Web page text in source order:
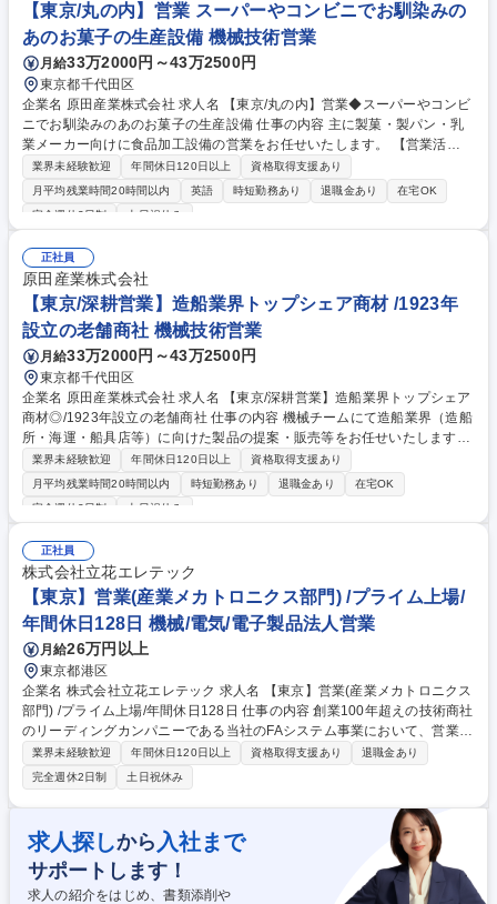
か製品 募集職種 第二新卒歓迎【東京/深耕営業】造船業界トップシェア商
材/1923年設立老舗商社
【東京/丸の内】営業 スーパーやコンビニでお馴染みの
あのお菓子の生産設備 機械技術営業
月給33万2000円～43万2500円
東京都千代田区
企業名 原田産業株式会社 求人名 【東京/丸の内】営業◆スーパーやコンビ
ニでお馴染みのあのお菓子の生産設備 仕事の内容 主に製菓・製パン・乳
業メーカー向けに食品加工設備の営業をお任せいたします。 【営業活
動】・食品加工設備の提案営業（顧客の要望に合わせた設備仕様のカスタ
マイズ提案）・新商品・新提案手法の開発・海外サプライヤーとの調整
（仕様確認、納期調整、価格交渉） 【フィールドエンジニアとの連携】・
産立ち上げサポート ・稼働設備のアフターサービス補助、予備部品の販売
対応 募集職種 【東京/丸の内】営業◆スーパーやコンビニでお馴染みのあ
のお菓子の生産設備
業界未経験歓迎 年間休日120日以上
資格取得支援あり
月平均残業時間20時間以内
英語 時短勤務あり 退職金あり
在宅OK
完全週休2日制
土日祝休み
正社員
原田産業株式会社
【東京/深耕営業】造船業界トップシェア商材 /1923年
設立の老舗商社 機械技術営業
月給33万2000円～43万2500円
東京都千代田区
企業名 原田産業株式会社 求人名 【東京/深耕営業】造船業界トップシェア
商材◎/1923年設立の老舗商社 仕事の内容 機械チームにて造船業界（造船
所・海運・船具店等）に向けた製品の提案・販売等をお任せいたします。
業界内での認知度が高く、ほとんどの国内造船所との取引を行っていま
す。自らが製品の発掘/開発/販売を行える 環境で、会社もそれを手厚くサ
ポートする社風です。 【具体的には】■顧客への製品、サービス紹介、技
ロー ■新製品、サービス、ビジネス開発 ■海外出張、展示会出展、広告、
SNS発信、業界セミナー出席等 ■取扱商材例：チョックファスト：エポキ
シ樹脂系充填剤 、真空トイレシステム：船舶用真空トイレ、そのほか製品
募集職種 【東京/深耕営業】造船業界トップシェア商材◎/1923年設立の老
舗商社
業界未経験歓迎 年間休日120日以上
資格取得支援あり
月平均残業時間20時間以内
時短勤務あり 退職金あり
在宅OK
完全週休2日制
土日祝休み
正社員
株式会社立花エレテック
【東京】営業(産業メカトロニクス部門) /プライム上場/
年間休日128日 機械/電気/電子製品法人営業
月給26万円以上
東京都港区
企業名 株式会社立花エレテック 求人名 【東京】営業(産業メカトロニクス
部門) /プライム上場/年間休日128日 仕事の内容 創業100年超えの技術商社
のリーディングカンパニーである当社のFAシステム事業において、営業職
をご担当いただきます。 （ご経験や実力に応じてお任せしますので、全て
を1人でというわけではありません） ■エンドユーザー向けと販売店向け
に対し、レーザー加工機、放電加工機、またマシニングセンターなどの各
種工作機械の提案 ■大手企業から中小企業まで規模の異なる企業を20社か
ら30社程度対応 ■1千万円から数億円規模の単価のため、”お客様の社運を
かけた設備投資に携わる”ことがおもしろさ ■高単価商材のため1案件当た
り、約半年ほどかけて、じっくりと顧客ニーズに寄り添います 募集職種
【東京】営業(産業メカトロニクス部門) /プライム上場/年間休日128日
業界未経験歓迎 年間休日120日以上 資格取得支援あり
退職金あり
完全週休2日制
土日祝休み
求人探しから 入社まで
サポートします！
求人の紹介をはじめ、書類添削や